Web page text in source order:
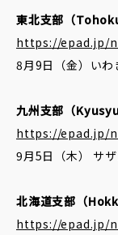
東北支部（Tohoku
https://epad.jp/
8月9日（金）い
九州支部（Kyusyu
https://epad.jp/
9月5日（木） サ
北海道支部（
https://epad.jp/